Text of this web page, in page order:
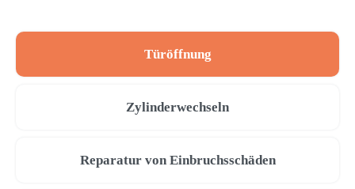
Türöffnung
Zylinderwechseln
Reparatur von Einbruchsschäden